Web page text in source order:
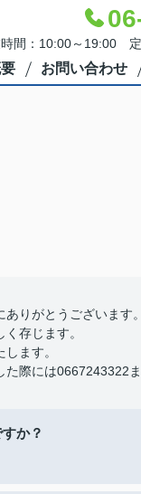
間：10:00～19:00
お問い合わせ
りがとうございます。
存じます。
ます。
際には0667243322
か？